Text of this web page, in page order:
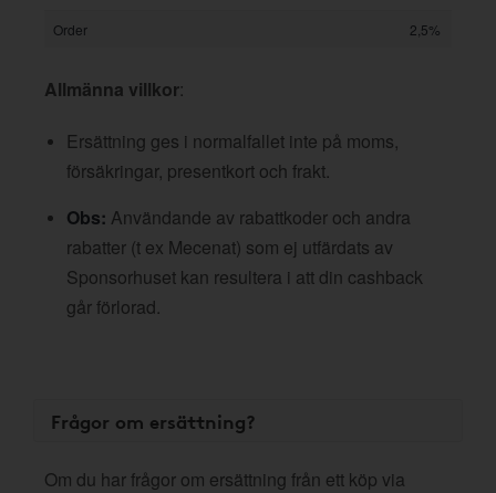
Order 2,5%
Allmänna villkor:
Ersättning ges i normalfallet inte på moms,
försäkringar, presentkort och frakt.
Obs: Användande av rabattkoder och andra
rabatter (t ex Mecenat) som ej utfärdats av
Sponsorhuset kan resultera i att din cashback
går förlorad.
Frågor om ersättning?
Om du har frågor om ersättning från ett köp via